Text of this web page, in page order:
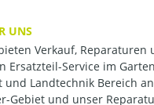
UNS
Verkauf, Reparaturen
Ersatzteil-Service im
und Landtechnik Bereich
Gebiet und unser